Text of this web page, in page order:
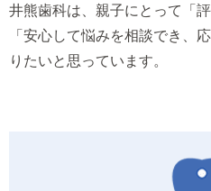
井熊歯科は、親子にとって「
「安心して悩みを相談でき、
りたいと思っています。